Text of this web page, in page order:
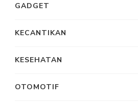
GADGET
KECANTIKAN
KESEHATAN
OTOMOTIF